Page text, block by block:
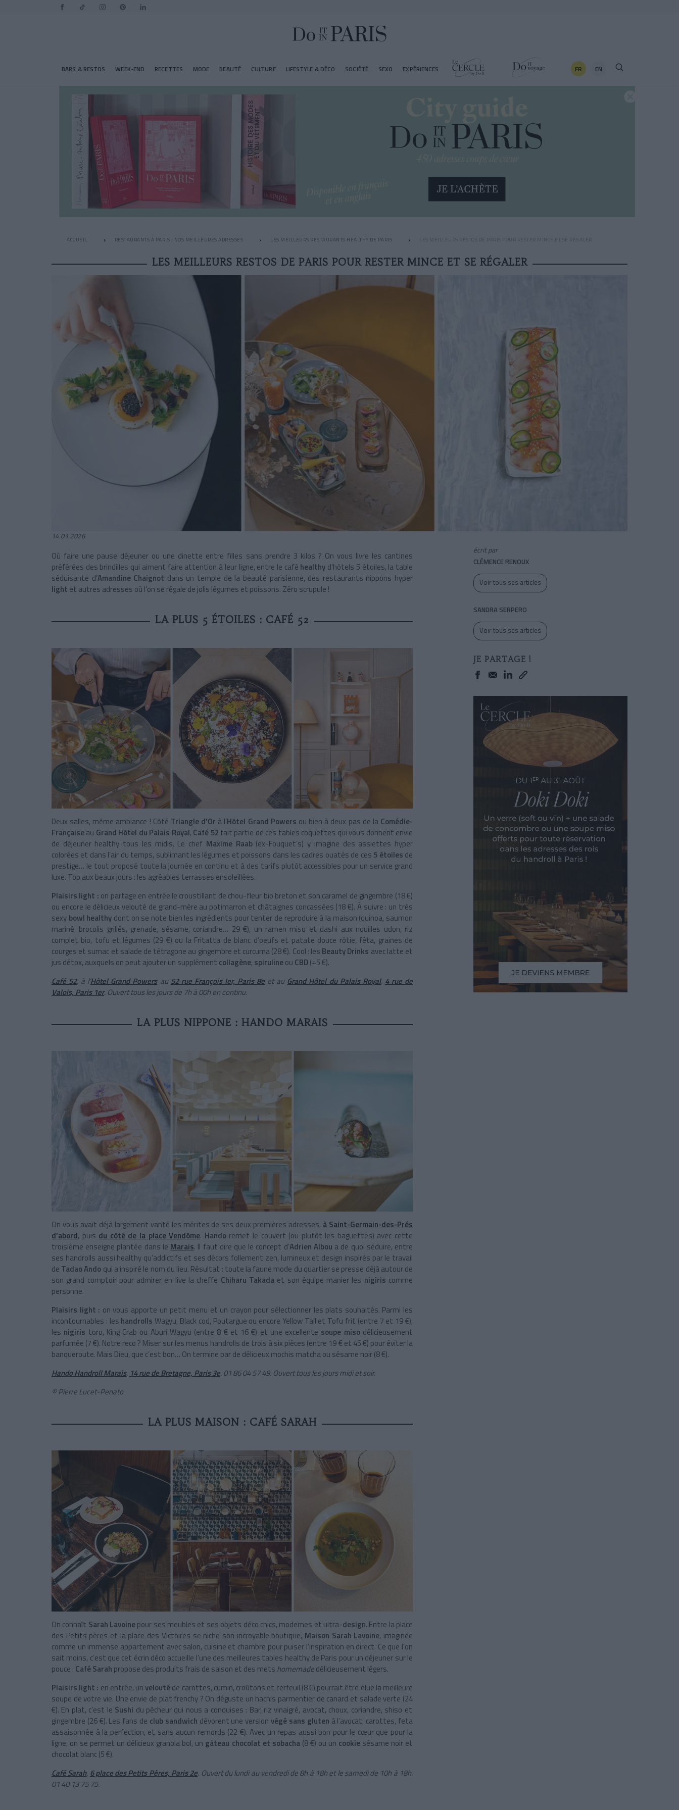
BARS & RESTOS WEEK-END RECETTES MODE BEAUTÉ CULTURE LIFESTYLE & DÉCO SOCIÉTÉ SEXO EXPÉRIENCES FR EN
ACCUEIL RESTAURANTS À PARIS : NOS MEILLEURES ADRESSES LES MEILLEURS RESTAURANTS HEALTHY DE PARIS LES MEILLEURS RESTOS DE PARIS POUR RESTER MINCE ET SE RÉGALER
LES MEILLEURS RESTOS DE PARIS POUR RESTER MINCE ET SE RÉGALER
14.01.2026
Où faire une pause déjeuner ou une dinette entre filles sans prendre 3 kilos ? On vous livre les cantines
préférées des brindilles qui aiment faire attention à leur ligne, entre le café healthy d’hôtels 5 étoiles, la table
séduisante d’Amandine Chaignot dans un temple de la beauté parisienne, des restaurants nippons hyper
light et autres adresses où l’on se régale de jolis légumes et poissons. Zéro scrupule !
LA PLUS 5 ÉTOILES : CAFÉ 52
Deux salles, même ambiance ! Côté Triangle d’Or à l’Hôtel Grand Powers ou bien à deux pas de la Comédie-
Françaiseau Grand Hôtel du Palais Royal, Café 52 fait partie de ces tables coquettes qui vous donnent envie
de déjeuner healthy tous les midis. Le chef Maxime Raab(ex-Fouquet’s) y imagine des assiettes hyper
colorées et dans l’air du temps, sublimant les légumes et poissons dans les cadres ouatés de ces 5 étoiles de
prestige… le tout proposé toute la journée en continu et à des tarifs plutôt accessibles pour un service grand
luxe. Top aux beaux jours : les agréables terrasses ensoleillées.
Plaisirs light : on partage en entrée le croustillant de chou-fleur bio breton et son caramel de gingembre (18 €)
ou encore le délicieux velouté de grand-mère au potimarron et châtaignes concassées (18 €). À suivre : un très
sexy bowl healthy dont on se note bien les ingrédients pour tenter de reproduire à la maison (quinoa, saumon
mariné, brocolis grillés, grenade, sésame, coriandre… 29 €), un ramen miso et dashi aux nouilles udon, riz
complet bio, tofu et légumes (29 €) ou la Fritatta de blanc d’oeufs et patate douce rôtie, féta, graines de
courges et sumac et salade de tétragone au gingembre et curcuma (28 €). Cool : les Beauty Drinks avec latte et
jus détox, auxquels on peut ajouter un supplément collagène, spirulineou CBD(+5 €).
Café 52, à l’Hôtel Grand Powersau 52 rue François Ier, Paris 8e et au Grand Hôtel du Palais Royal, 4 rue de
Valois, Paris 1er. Ouvert tous les jours de 7h à 00h en continu.
LA PLUS NIPPONE : HANDO MARAIS
On vous avait déjà largement vanté les mérites de ses deux premières adresses, à Saint-Germain-des-Prés
d’abord, puis du côté de la place Vendôme. Hando remet le couvert (ou plutôt les baguettes) avec cette
troisième enseigne plantée dans le Marais. Il faut dire que le concept d’Adrien Albou a de quoi séduire, entre
ses handrolls aussi healthy qu’addictifs et ses décors follement zen, lumineux et design inspirés par le travail
de Tadao Ando qui a inspiré le nom du lieu. Résultat : toute la faune mode du quartier se presse déjà autour de
son grand comptoir pour admirer en live la cheffe Chiharu Takadaet son équipe manier les nigiris comme
personne.
Plaisirs light : on vous apporte un petit menu et un crayon pour sélectionner les plats souhaités. Parmi les
incontournables : les handrolls Wagyu, Black cod, Poutargue ou encore Yellow Tail et Tofu frit (entre 7 et 19 €),
les nigiris toro, King Crab ou Aburi Wagyu (entre 8 € et 16 €) et une excellente soupe miso délicieusement
parfumée (7 €). Notre reco ? Miser sur les menus handrolls de trois à six pièces (entre 19 € et 45 €) pour éviter la
banqueroute. Mais Dieu, que c’est bon… On termine par de délicieux mochis matcha ou sésame noir (8 €).
Hando Handroll Marais, 14 rue de Bretagne, Paris 3e. 01 86 04 57 49. Ouvert tous les jours midi et soir.
© Pierre Lucet-Penato
LA PLUS MAISON : CAFÉ SARAH
On connaît Sarah Lavoinepour ses meubles et ses objets déco chics, modernes et ultra-design. Entre la place
des Petits pères et la place des Victoires se niche son incroyable boutique, Maison Sarah Lavoine, imaginée
comme un immense appartement avec salon, cuisine et chambre pour puiser l’inspiration en direct. Ce que l’on
sait moins, c’est que cet écrin déco accueille l’une des meilleures tables healthy de Paris pour un déjeuner sur le
pouce : Café Sarah propose des produits frais de saison et des mets homemadedélicieusement légers.
Plaisirs light : en entrée, unveloutéde carottes, cumin, croûtons et cerfeuil (8 €) pourrait être élue la meilleure
soupe de votre vie. Une envie de plat frenchy ? On déguste un hachis parmentier de canard et salade verte (24
€). En plat, c’est le Sushi du pêcheur qui nous a conquises : Bar, riz vinaigré, avocat, choux, coriandre, shiso et
gingembre (26 €). Les fans de club sandwich dévorent une version végé sans gluten à l’avocat, carottes, feta
assaisonnée à la perfection, et sans aucun remords (22 €). Avec un repas aussi bon pour le cœur que pour la
ligne, on se permet un délicieux granola bol, un gâteau chocolat et sobacha(8 €) ou un cookie sésame noir et
chocolat blanc (5 €).
Café Sarah, 6 place des Petits Pères, Paris 2e. Ouvert du lundi au vendredi de 8h à 18h et le samedi de 10h à 18h.
01 40 13 75 75.
écrit par
CLÉMENCE RENOUX
Voir tous ses articles
SANDRA SERPERO
Voir tous ses articles
JE PARTAGE !